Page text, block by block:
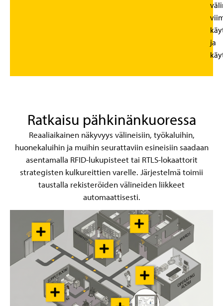
ja
Ratkaisu pähkinänkuoressa
Reaaliaikainen näkyvyys välineisiin, työkaluihin,
huonekaluihin ja muihin seurattaviin esineisiin saadaan
asentamalla RFID-lukupisteet tai RTLS-lokaattorit
strategisten kulkureittien varelle. Järjestelmä toimii
taustalla rekisteröiden välineiden liikkeet
automaattisesti.